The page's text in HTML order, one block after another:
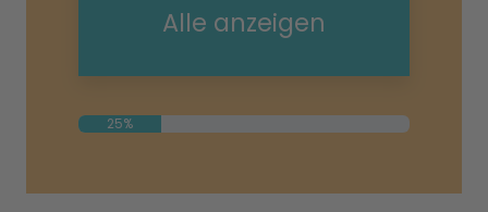
Alle anzeigen
25%